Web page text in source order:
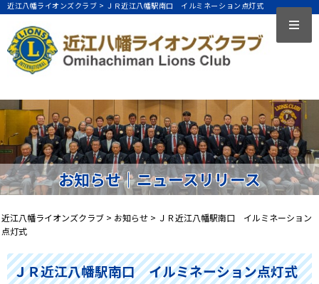
近江八幡ライオンズクラブ > ＪＲ近江八幡駅南口 イルミネーション点灯式
お知らせ｜ニュースリリース
近江八幡ライオンズクラブ > お知らせ > ＪＲ近江八幡駅南口 イルミネーション
点灯式
ＪＲ近江八幡駅南口 イルミネーション点灯式